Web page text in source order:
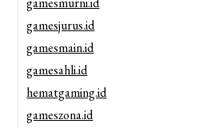
gamesjurus.id
gamesmain.id
gamesahli.id
hematgaming.id
gameszona.id